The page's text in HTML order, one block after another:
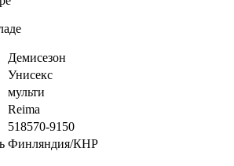
Демисезон
Унисекс
мульти
Reima
518570-9150
Финляндия/КНР